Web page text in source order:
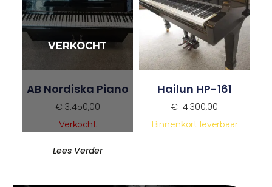
AB Nordiska Piano
€ 3.450,00
Verkocht
Lees Verder
Hailun HP-161
€ 14.300,00
Binnenkort leverbaar